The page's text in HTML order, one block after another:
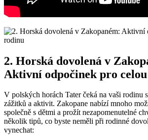
2. Horská dovolená v
Aktivní odpočinek pro
V polských horách Tater čeká na vaši rodinu
zážitků a aktivit. Zakopane nabízí mnoho
společně s dětmi a prožít nezapomenutelné
několik tipů, co byste neměli při rodinné
vynechat: